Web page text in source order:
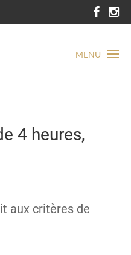
MENU
4 heures,
aux critères de